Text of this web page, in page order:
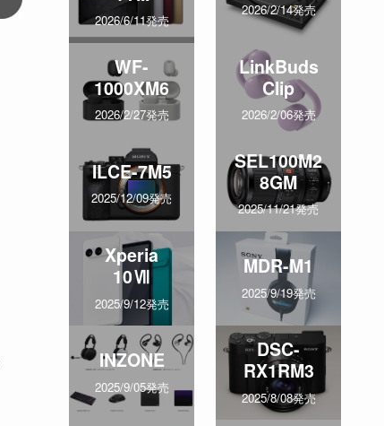
2026/6/11発売
2026/2/14発売
WF-
1000XM6
2026/2/27発売
LinkBuds
Clip
2026/2/06発売
ILCE-7M5
2025/12/09発売
SEL100M2
8GM
2025/11/21発売
Xperia
10Ⅶ
2025/9/12発売
MDR-M1
2025/9/19発売
INZONE
2025/9/05発売
DSC-
RX1RM3
2025/8/08発売